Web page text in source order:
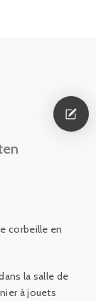
corbeille en
la salle de
à jouets